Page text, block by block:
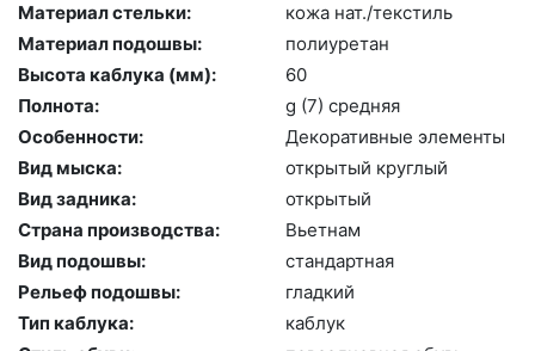
Материал стельки:
ко­жа нат./текс­тиль
Материал подошвы:
по­ли­уре­тан
Высота каблука (мм):
60
Полнота:
g (7) сред­няя
Особенности:
Де­кора­тив­ные эле­мен­ты
Вид мыска:
отк­ры­тый круг­лый
Вид задника:
отк­ры­тый
Страна производства:
Вь­ет­нам
Вид подошвы:
стан­дарт­ная
Рельеф подошвы:
глад­кий
Тип каблука:
каб­лук